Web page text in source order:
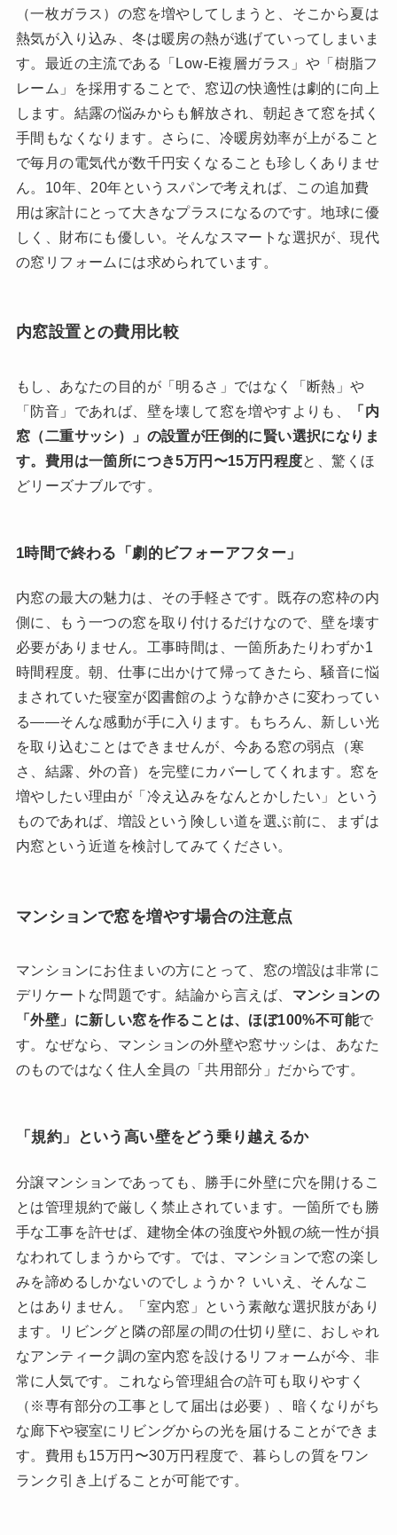
（一枚ガラス）の窓を増やしてしまうと、そこから夏は
熱気が入り込み、冬は暖房の熱が逃げていってしまいま
す。最近の主流である「Low-E複層ガラス」や「樹脂フ
レーム」を採用することで、窓辺の快適性は劇的に向上
します。結露の悩みからも解放され、朝起きて窓を拭く
手間もなくなります。さらに、冷暖房効率が上がること
で毎月の電気代が数千円安くなることも珍しくありませ
ん。10年、20年というスパンで考えれば、この追加費
用は家計にとって大きなプラスになるのです。地球に優
しく、財布にも優しい。そんなスマートな選択が、現代
の窓リフォームには求められています。
内窓設置との費用比較
もし、あなたの目的が「明るさ」ではなく「断熱」や
「防音」であれば、壁を壊して窓を増やすよりも、
「内
窓（二重サッシ）」の設置が圧倒的に賢い選択になりま
す。費用は一箇所につき5万円〜15万円程度と、驚くほ
どリーズナブルです。
1時間で終わる「劇的ビフォーアフター」
内窓の最大の魅力は、その手軽さです。既存の窓枠の内
側に、もう一つの窓を取り付けるだけなので、壁を壊す
必要がありません。工事時間は、一箇所あたりわずか1
時間程度。朝、仕事に出かけて帰ってきたら、騒音に悩
まされていた寝室が図書館のような静かさに変わってい
る――そんな感動が手に入ります。もちろん、新しい光
を取り込むことはできませんが、今ある窓の弱点（寒
さ、結露、外の音）を完璧にカバーしてくれます。窓を
増やしたい理由が「冷え込みをなんとかしたい」という
ものであれば、増設という険しい道を選ぶ前に、まずは
内窓という近道を検討してみてください。
マンションで窓を増やす場合の注意点
マンションにお住まいの方にとって、窓の増設は非常に
デリケートな問題です。結論から言えば、 マンションの
「外壁」に新しい窓を作ることは、ほぼ100%不可能で
す。なぜなら、マンションの外壁や窓サッシは、あなた
のものではなく住人全員の「共用部分」だからです。
「規約」という高い壁をどう乗り越えるか
分譲マンションであっても、勝手に外壁に穴を開けるこ
とは管理規約で厳しく禁止されています。一箇所でも勝
手な工事を許せば、建物全体の強度や外観の統一性が損
なわれてしまうからです。では、マンションで窓の楽し
みを諦めるしかないのでしょうか？ いいえ、そんなこ
とはありません。「室内窓」という素敵な選択肢があり
ます。リビングと隣の部屋の間の仕切り壁に、おしゃれ
なアンティーク調の室内窓を設けるリフォームが今、非
常に人気です。これなら管理組合の許可も取りやすく
（※専有部分の工事として届出は必要）、暗くなりがち
な廊下や寝室にリビングからの光を届けることができま
す。費用も15万円〜30万円程度で、暮らしの質をワン
ランク引き上げることが可能です。